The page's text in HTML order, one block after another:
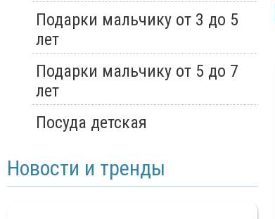
Подарки мальчику от 3 до 5
лет
Подарки мальчику от 5 до 7
лет
Посуда детская
Новости и тренды